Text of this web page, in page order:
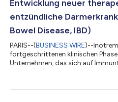
Entwicklung neuer
entzündliche
Bowel Disease, IBD)
PARIS--(BUSINESS WIRE)--
fortgeschrittenen klinischen
Unternehmen, das sich auf
Colitis Foundation im Rahmen